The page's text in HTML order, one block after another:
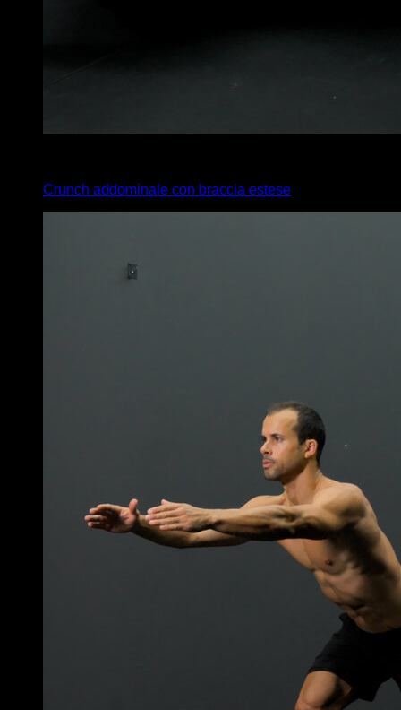
Crunch addominale con braccia estese